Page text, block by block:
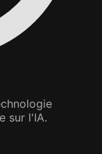
sur l'IA.